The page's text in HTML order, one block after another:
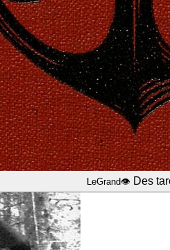
LeGrand👁️ Des